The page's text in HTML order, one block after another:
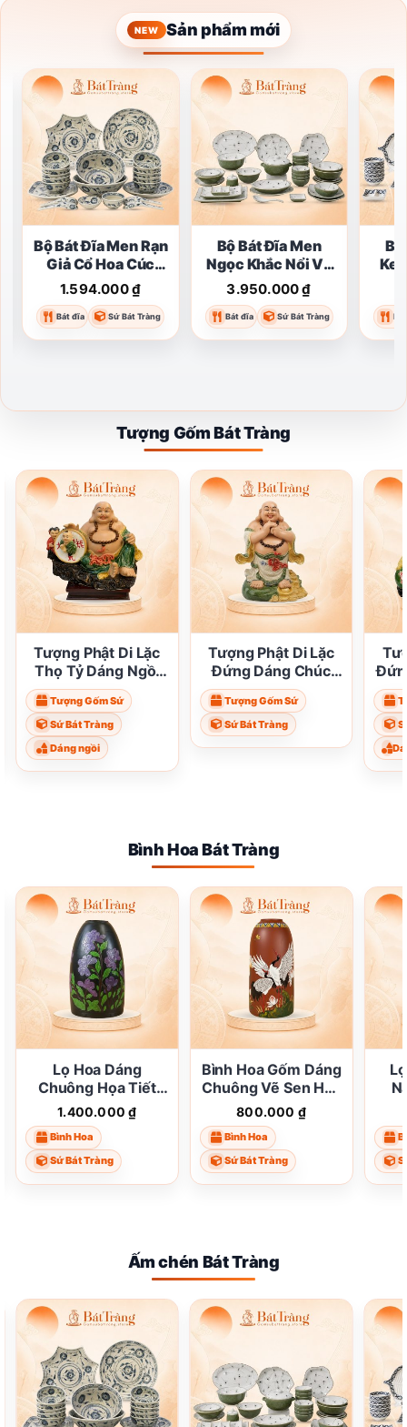
Sản phẩm mới
Bộ Bát Đĩa Men Rạn
Giả Cổ Hoa Cúc
Dây Xanh Lam Bát
Tràng ST-BD04
1.594.000₫
Bát đĩa Sứ Bát Tràng
Bộ Bát Đĩa Men
Ngọc Khắc Nổi Vẽ
Chuồn Chuồn Trúc
Bát Tràng ST-BD03
3.950.000₫
Bát đĩa Sứ Bát Tràng
Tượng Gốm Bát Tràng
Tượng Phật Di Lặc
Thọ Tỷ Dáng Ngồi
Bát Tràng ST_TG07
Tượng Gốm Sứ
Sứ Bát Tràng
Dáng ngồi
Tượng Phật Di Lặc
Đứng Dáng Chúc
Phúc Bát Tràng
ST_TG06
Tượng Gốm Sứ
Sứ Bát Tràng
Bình Hoa Bát Tràng
Lọ Hoa Dáng
Chuông Họa Tiết
Hoa Tím Bát Tràng
ST-BH06
1.400.000₫
Bình Hoa
Sứ Bát Tràng
Bình Hoa Gốm Dáng
Chuông Vẽ Sen Hạc
Bát Tràng ST-BH05
800.000 ₫
Bình Hoa
Sứ Bát Tràng
Ấm chén Bát Tràng